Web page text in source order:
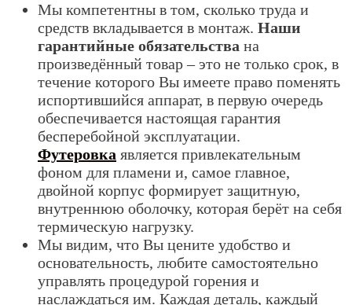
Мы компетентны в том, сколько труда и
средств вкладывается в монтаж. Наши
гарантийные обязательства на
произведённый товар – это не только срок, в
течение которого Вы имеете право поменять
испортившийся аппарат, в первую очередь
обеспечивается настоящая гарантия
бесперебойной эксплуатации.
Футеровка является привлекательным
фоном для пламени и, самое главное,
двойной корпус формирует защитную,
внутреннюю оболочку, которая берёт на себя
термическую нагрузку.
Мы видим, что Вы цените удобство и
основательность, любите самостоятельно
управлять процедурой горения и
наслаждаться им. Каждая деталь, каждый